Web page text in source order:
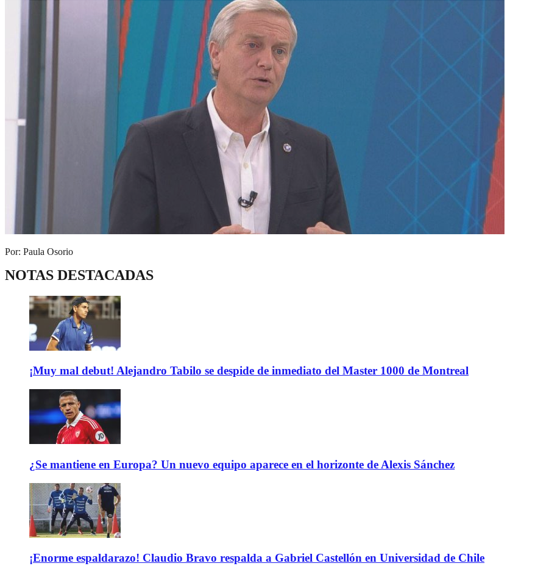
Por: Paula Osorio
NOTAS DESTACADAS
¡Muy mal debut! Alejandro Tabilo se despide de inmediato del Master 1000 de Montreal
¿Se mantiene en Europa? Un nuevo equipo aparece en el horizonte de Alexis Sánchez
¡Enorme espaldarazo! Claudio Bravo respalda a Gabriel Castellón en Universidad de Chile